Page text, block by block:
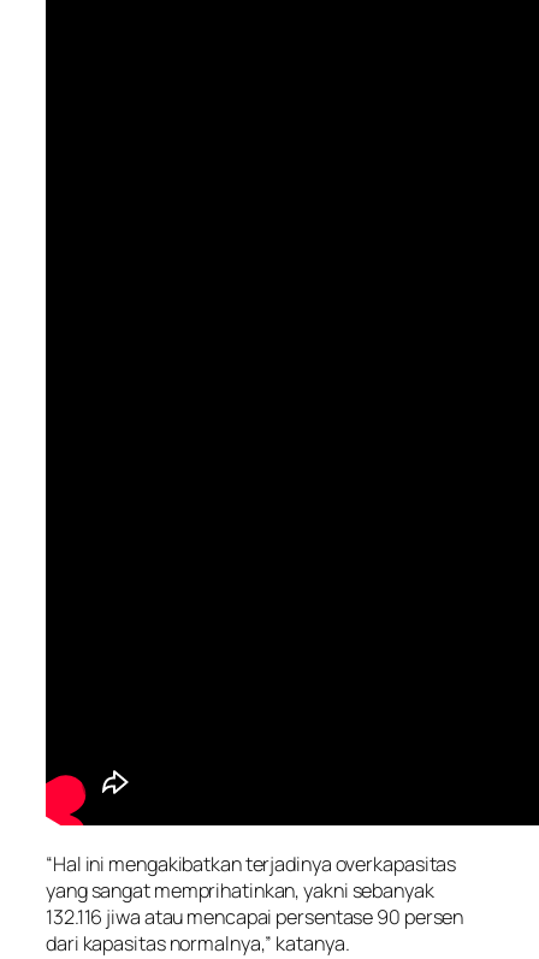
“Hal ini mengakibatkan terjadinya overkapasitas
yang sangat memprihatinkan, yakni sebanyak
132.116 jiwa atau mencapai persentase 90 persen
dari kapasitas normalnya,” katanya.